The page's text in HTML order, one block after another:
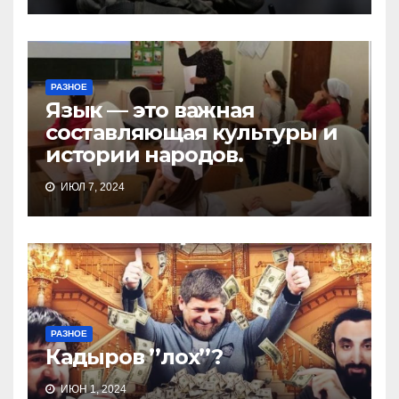
РАЗНОЕ
Язык — это важная
составляющая культуры и
истории народов.
ИЮЛ 7, 2024
РАЗНОЕ
Кадыров ’’лох’’?
ИЮН 1, 2024